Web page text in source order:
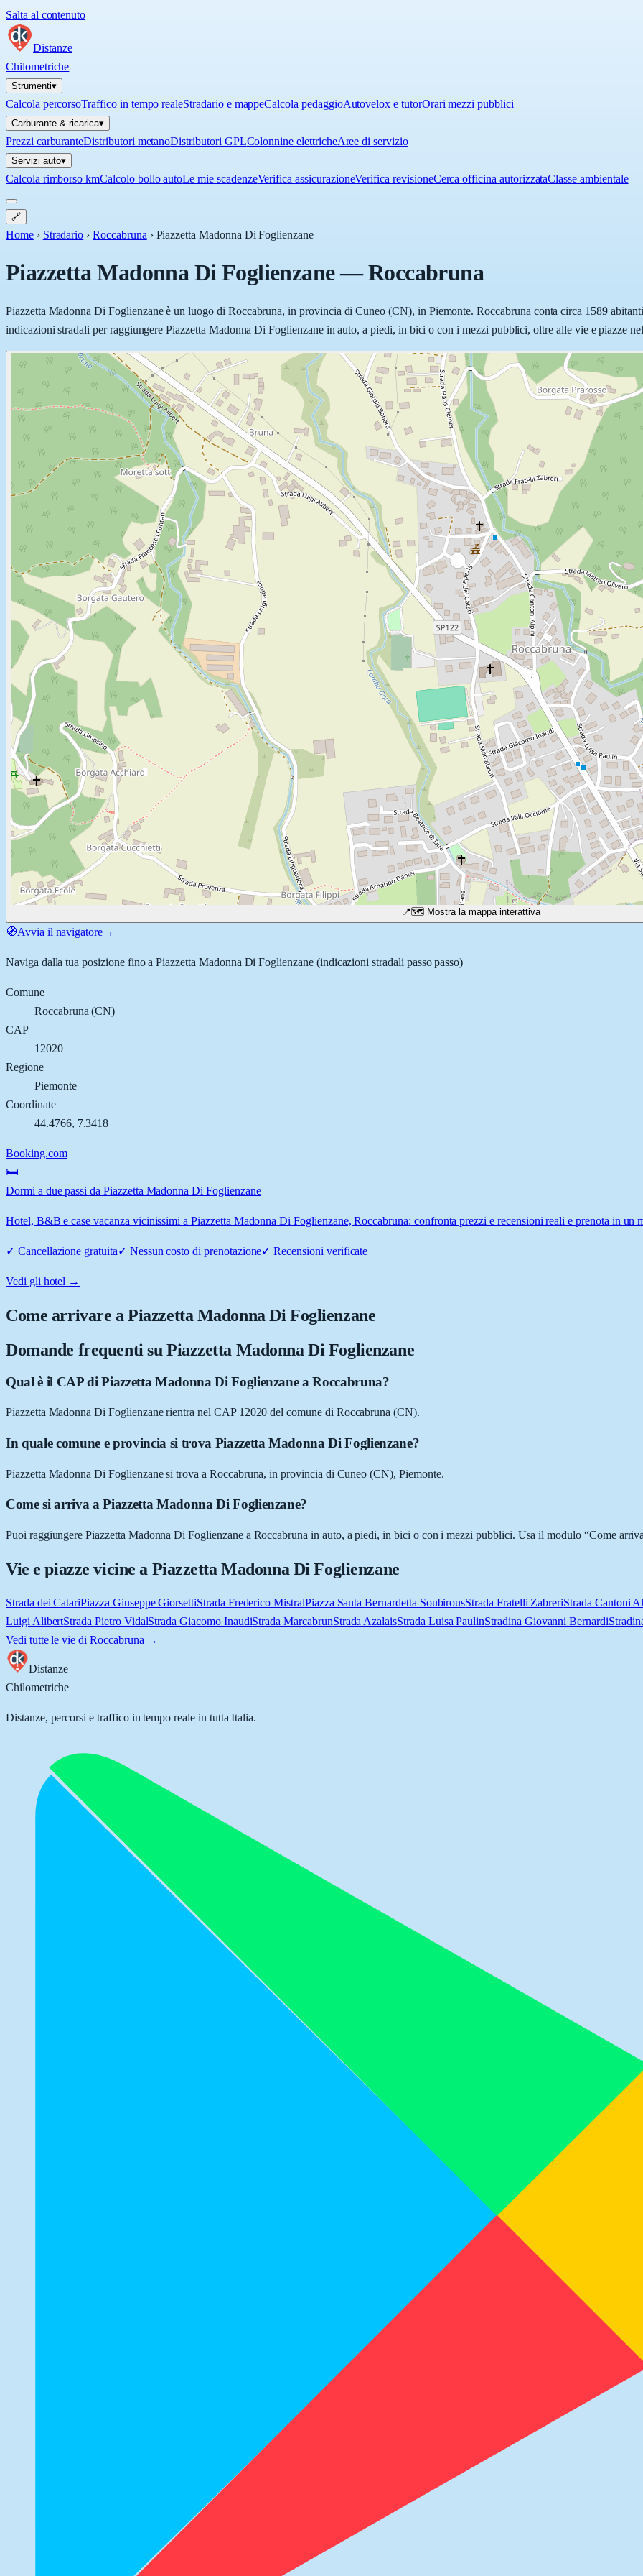
Salta al contenuto
Distanze
Chilometriche
Strumenti▾
Calcola percorsoTraffico in tempo realeStradario e mappeCalcola pedaggioAutovelox e tutorOrari mezzi pubblici
Carburante & ricarica▾
Prezzi carburanteDistributori metanoDistributori GPLColonnine elettricheAree di servizio
Servizi auto▾
Calcola rimborso kmCalcolo bollo autoLe mie scadenzeVerifica assicurazioneVerifica revisioneCerca officina autorizzataClasse ambientale
🔗
Home › Stradario › Roccabruna › Piazzetta Madonna Di Foglienzane
Piazzetta Madonna Di Foglienzane—Roccabruna
Piazzetta Madonna Di Foglienzane è un luogo di Roccabruna, in provincia di Cuneo (CN), in Piemonte. Roccabruna conta circa 1589
indicazioni stradali per raggiungere Piazzetta Madonna Di Foglienzane in auto, a piedi, in bici o con i mezzi pubblici, oltre alle vie e piazze
📍🗺️ Mostra la mappa interattiva
🧭Avvia il navigatore→
Naviga dalla tua posizione fino aPiazzetta Madonna Di Foglienzane(indicazioni stradali passo passo)
Comune
Roccabruna (CN)
CAP
12020
Regione
Piemonte
Coordinate
44.4766, 7.3418
Booking.com
🛏️
Dormi a due passi da Piazzetta Madonna Di Foglienzane
Hotel, B&B e case vacanza vicinissimi a Piazzetta Madonna Di Foglienzane, Roccabruna: confronta prezzi e recensioni reali e prenota in un
✓ Cancellazione gratuita✓ Nessun costo di prenotazione✓Recensioni verificate
Vedi gli hotel →
Come arrivare aPiazzetta Madonna Di Foglienzane
Domande frequenti su Piazzetta Madonna Di Foglienzane
Qual è il CAP di Piazzetta Madonna Di Foglienzane a Roccabruna?
Piazzetta Madonna Di Foglienzane rientra nel CAP 12020 del comune di Roccabruna (CN).
In quale comune e provincia si trova Piazzetta Madonna Di Foglienzane?
Piazzetta Madonna Di Foglienzane si trova a Roccabruna, in provincia di Cuneo (CN), Piemonte.
Come si arriva a Piazzetta Madonna Di Foglienzane?
Puoi raggiungere Piazzetta Madonna Di Foglienzane a Roccabruna in auto, a piedi, in bici o con i mezzi pubblici. Usa il modulo “Come
Vie e piazze vicine a Piazzetta Madonna Di Foglienzane
Strada dei CatariPiazza Giuseppe GiorsettiStrada Frederico MistralPiazza Santa Bernardetta SoubirousStrada Fratelli ZabreriStrada Cantoni
Luigi AlibertStrada Pietro VidalStrada Giacomo InaudiStrada MarcabrunStrada AzalaisStrada Luisa PaulinStradina Giovanni Bernardi
Vedi tutte le vie di Roccabruna →
Distanze
Chilometriche
Distanze, percorsi e traffico in tempo reale in tutta Italia.